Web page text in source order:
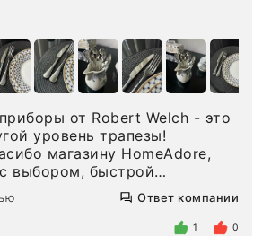
от Robert Welch - это
уровень трапезы!
магазину HomeAdore,
выбором, быстрой
сервисом. Один раз
забирала чайные ложки,
много антикварной посуды,
Ответ компании
1 0